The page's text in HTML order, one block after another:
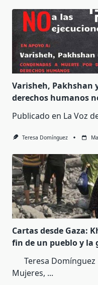
Varisheh, Pakhshan
derechos humanos
Publicado en La Voz
Teresa Domínguez
Cartas desde Gaza:
fin de un pueblo y la
Teresa Domínguez
Mujeres, ...